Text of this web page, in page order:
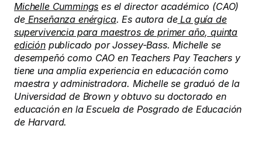
Michelle Cummings es el director académico (CAO)
deEnseñanza enérgica. Es autora deLa guía de
supervivencia para maestros de primer año, quinta
ediciónpublicado por Jossey-Bass. Michelle se
desempeñó como CAO en Teachers Pay Teachers y
tiene una amplia experiencia en educación como
maestra y administradora. Michelle se graduó de la
Universidad de Brown y obtuvo su doctorado en
educación en la Escuela de Posgrado de Educación
de Harvard.